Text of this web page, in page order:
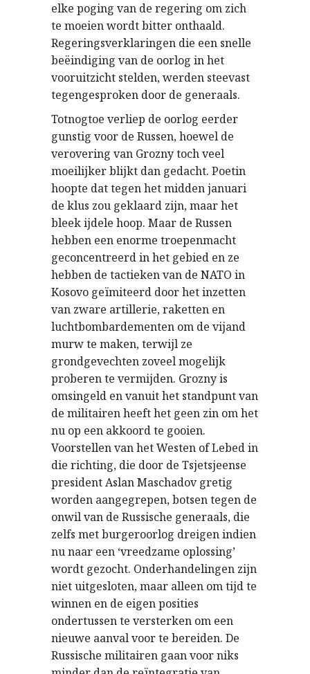
elke poging van de regering om zich
te moeien wordt bitter onthaald.
Regeringsverklaringen die een snelle
beëindiging van de oorlog in het
vooruitzicht stelden, werden steevast
tegengesproken door de generaals.
Totnogtoe verliep de oorlog eerder
gunstig voor de Russen, hoewel de
verovering van Grozny toch veel
moeilijker blijkt dan gedacht. Poetin
hoopte dat tegen het midden januari
de klus zou geklaard zijn, maar het
bleek ijdele hoop. Maar de Russen
hebben een enorme troepenmacht
geconcentreerd in het gebied en ze
hebben de tactieken van de NATO in
Kosovo geïmiteerd door het inzetten
van zware artillerie, raketten en
luchtbombardementen om de vijand
murw te maken, terwijl ze
grondgevechten zoveel mogelijk
proberen te vermijden. Grozny is
omsingeld en vanuit het standpunt van
de militairen heeft het geen zin om het
nu op een akkoord te gooien.
Voorstellen van het Westen of Lebed in
die richting, die door de Tsjetsjeense
president Aslan Maschadov gretig
worden aangegrepen, botsen tegen de
onwil van de Russische generaals, die
zelfs met burgeroorlog dreigen indien
nu naar een ‘vreedzame oplossing’
wordt gezocht. Onderhandelingen zijn
niet uitgesloten, maar alleen om tijd te
winnen en de eigen posities
ondertussen te versterken om een
nieuwe aanval voor te bereiden. De
Russische militairen gaan voor niks